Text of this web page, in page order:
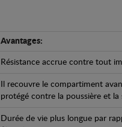
Avantages:
Résistance accrue contre tout
Il recouvre le compartiment
protégé contre la poussière et la
Durée de vie plus longue par